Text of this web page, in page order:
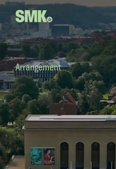
Arrangement